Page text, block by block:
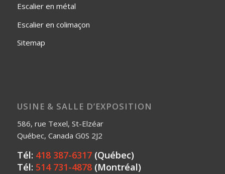
Escalier en métal
Escalier en colimaçon
Sitemap
USINE & SALLE D’EXPOSITION
586, rue Texel, St-Elzéar
Québec, Canada G0S 2J2
Tél: 418 387-6317(Québec)
Tél: 514 731-4878(Montréal)